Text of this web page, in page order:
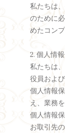
私たちは
のために
めたコン
2. 個人情
私たちは
役員およ
個人情報
え、業務
個人情報
お取引先